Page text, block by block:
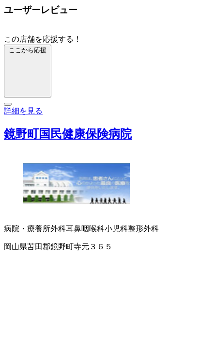
ユーザーレビュー
この店舗を応援する！
ここから応援
詳細を見る
鏡野町国民健康保険病院
病院・療養所外科耳鼻咽喉科小児科整形外科
岡山県苫田郡鏡野町寺元３６５